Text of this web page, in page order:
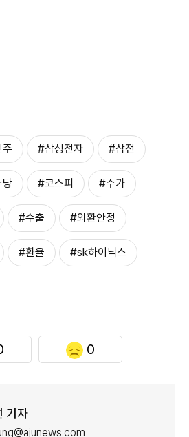
#삼성전자 #삼전
당 #코스피 #주가
#수출 #외환안정
#환율 #sk하이닉스
0
기자